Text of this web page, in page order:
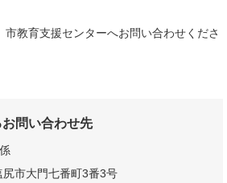
教育支援センターへお問い合わせくださ
問い合わせ先
尻市大門七番町3番3号